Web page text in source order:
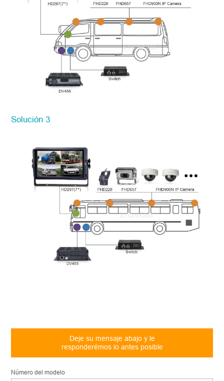
Solución 3
Deje su mensaje abajo y le
responderémos lo antes posible
Número del modelo